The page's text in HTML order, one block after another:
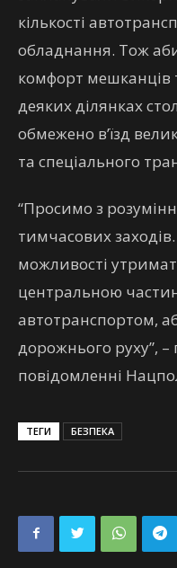
кількості
обладнання. Тож
комфорт мешканців
деяких ділянках
обмежено в’їзд
та спеціального
“Просимо з
тимчасових
можливості
центральною
автотранспортом,
дорожнього руху”, –
повідомленні
ТЕГИ БЕЗПЕКА